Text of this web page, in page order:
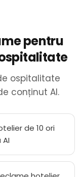
pentru
ospitalitate
conținut AI.
de 10 ori